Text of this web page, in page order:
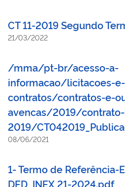
CT 11-2019 Segundo
21/03/2022
/mma/pt-br/acesso-a-
informacao/licitacoes-e-
contratos/contratos-e-
avencas/2019/
2019/
08/06/2021
1- Termo de Referência-
DFD_INEX 21-2024.pdf